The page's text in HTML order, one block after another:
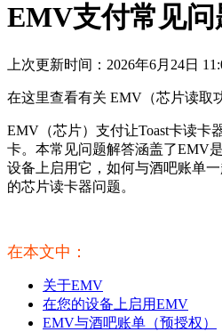
EMV支付常见问
上次更新时间：2026年6月24日
在这里查看有关 EMV（芯片读取
EMV（芯片）支付让Toast卡读卡
卡。本常见问题解答涵盖了EMV
设备上启用它，如何与酒吧账单
的芯片读卡器问题。
在本文中：
关于EMV
在您的设备上启用EMV
EMV与酒吧账单（预授权）